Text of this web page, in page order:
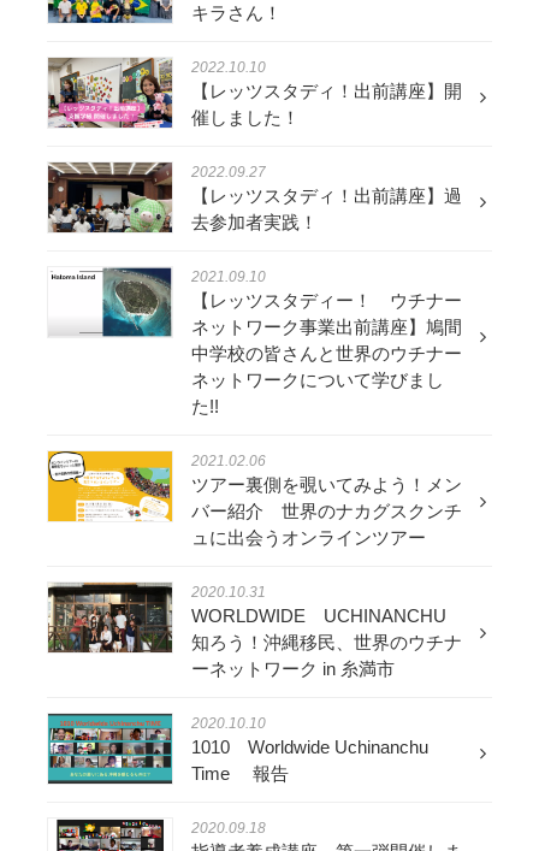
キラさん！
2022.10.10
【レッツスタディ！出前講座】開
催しました！
2022.09.27
【レッツスタディ！出前講座】過
去参加者実践！
2021.09.10
【レッツスタディー！ ウチナー
ネットワーク事業出前講座】鳩間
中学校の皆さんと世界のウチナー
ネットワークについて学びまし
た!!
2021.02.06
ツアー裏側を覗いてみよう！メン
バー紹介 世界のナカグスクンチ
ュに出会うオンラインツアー
2020.10.31
WORLDWIDE UCHINANCHU
知ろう！沖縄移民、世界のウチナ
ーネットワーク in 糸満市
2020.10.10
1010 Worldwide Uchinanchu
Time 報告
2020.09.18